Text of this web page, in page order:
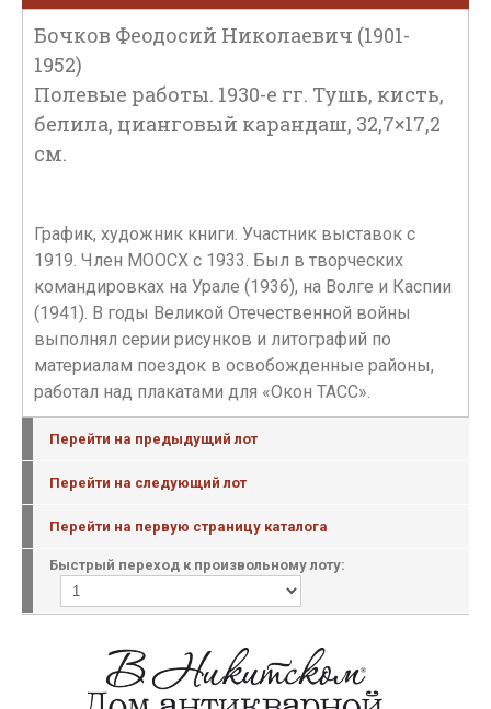
Бочков Феодосий Николаевич (1901-
1952)
Полевые работы. 1930-е гг. Тушь, кисть,
белила, цианговый карандаш, 32,7×17,2
см.
График, художник книги. Участник выставок с
1919. Член МООСХ с 1933. Был в творческих
командировках на Урале (1936), на Волге и Каспии
(1941). В годы Великой Отечественной войны
выполнял серии рисунков и литографий по
материалам поездок в освобожденные районы,
работал над плакатами для «Окон ТАСС».
Перейти на предыдущий лот
Перейти на следующий лот
Перейти на первую страницу каталога
Быстрый переход к произвольному лоту: